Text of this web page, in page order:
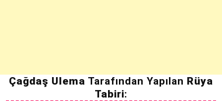
Çağdaş Ulema Tarafından Yapılan Rüya
Tabiri: